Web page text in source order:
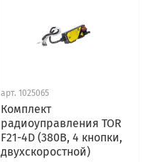
арт. 1025065
Комплект
радиоуправления TOR
F21-4D (380В, 4 кнопки,
двухскоростной)